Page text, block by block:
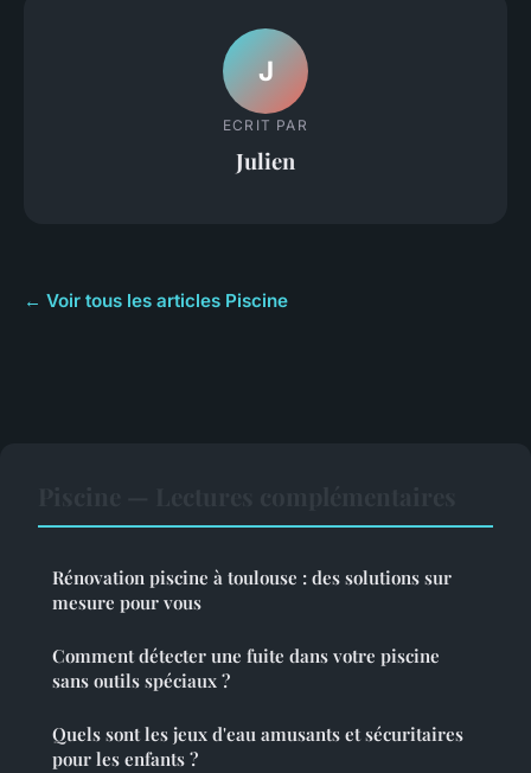
J
ECRIT PAR
Julien
← Voir tous les articles Piscine
Rénovation piscine à toulouse : des solutions sur
mesure pour vous
Comment détecter une fuite dans votre piscine
sans outils spéciaux ?
Quels sont les jeux d'eau amusants et sécuritaires
pour les enfants ?